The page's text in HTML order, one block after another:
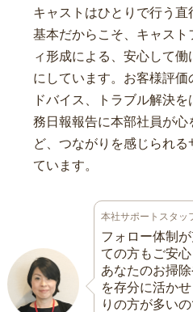
キャストはひとりで行う
基本だからこそ、キャスト
ィ形成による、安心して
にしています。お客様評
ドバイス、トラブル解決
務日報報告に本部社員が心
ど、つながりを感じられ
ています。
本社サポートスタッ
フォロー体制
ての方もご安心
あなたのお掃
を存分に活か
りの方が多い